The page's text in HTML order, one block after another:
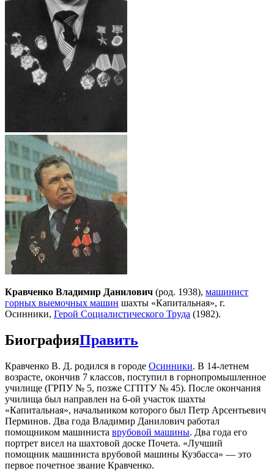
Кравченко Владимир Данилович (род. 1938), машинист
горных выемочных машин шахты «Капитальная», г.
Осинники, Герой Социалистического Труда (1982).
БиографияПравить
Кравченко В. Д. родился в городе Осинники. В 14-летнем
возрасте, окончив 7 классов, поступил в горнопромышленное
училище (ГРПУ № 5, позже СГПТУ № 45). После окончания
училища был направлен на 6-ой участок шахты
«Капитальная», начальником которого был Петр Арсентьевич
Перминов. Два года Владимир Данилович работал
помощником машиниста врубовой машины. Два года его
портрет висел на шахтовой доске Почета. «Лучший
помощник машиниста врубовой машины Кузбасса» — это
первое почетное звание Кравченко.